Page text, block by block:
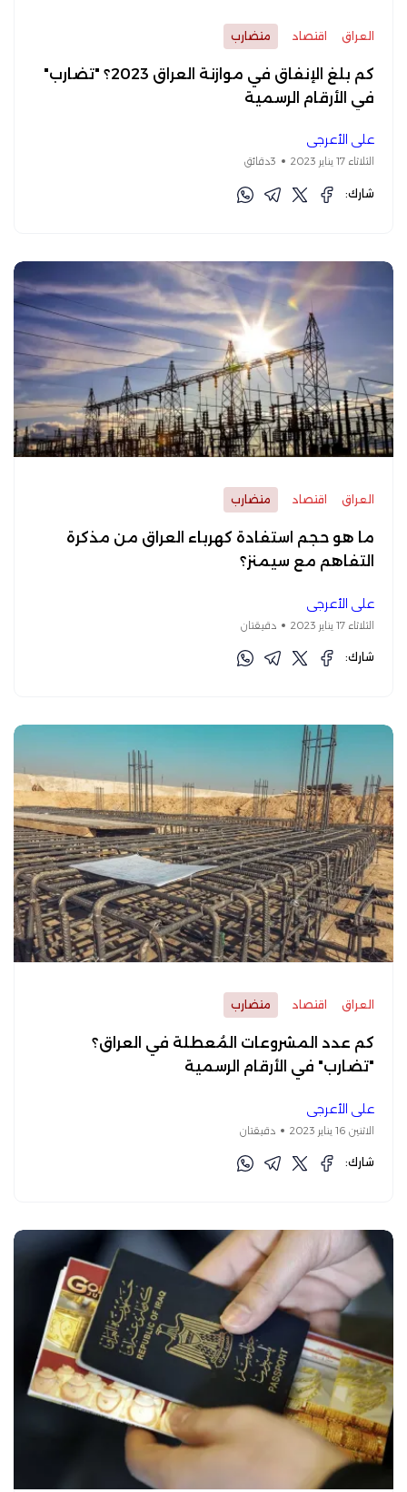
العراق اقتصاد متضارب
كم بلغ الإنفاق في موازنة العراق 2023؟ "تضارب"
في الأرقام الرسمية
علي الأعرجي
الثلاثاء 17 يناير 2023 3دقائق
شارك:
العراق اقتصاد متضارب
ما هو حجم استفادة كهرباء العراق من مذكرة
التفاهم مع سيمنز؟
علي الأعرجي
الثلاثاء 17 يناير 2023 دقيقتان
شارك:
العراق اقتصاد متضارب
كم عدد المشروعات المُعطلة في العراق؟
"تضارب" في الأرقام الرسمية
علي الأعرجي
الاثنين 16 يناير 2023 دقيقتان
شارك: